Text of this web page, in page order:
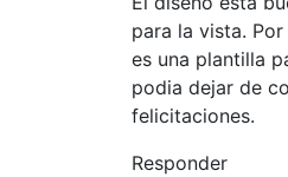
para la vista.
es una plantilla
podia dejar de
felicitaciones.
Responder